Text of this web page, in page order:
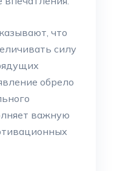
что
силу
обрело
важную